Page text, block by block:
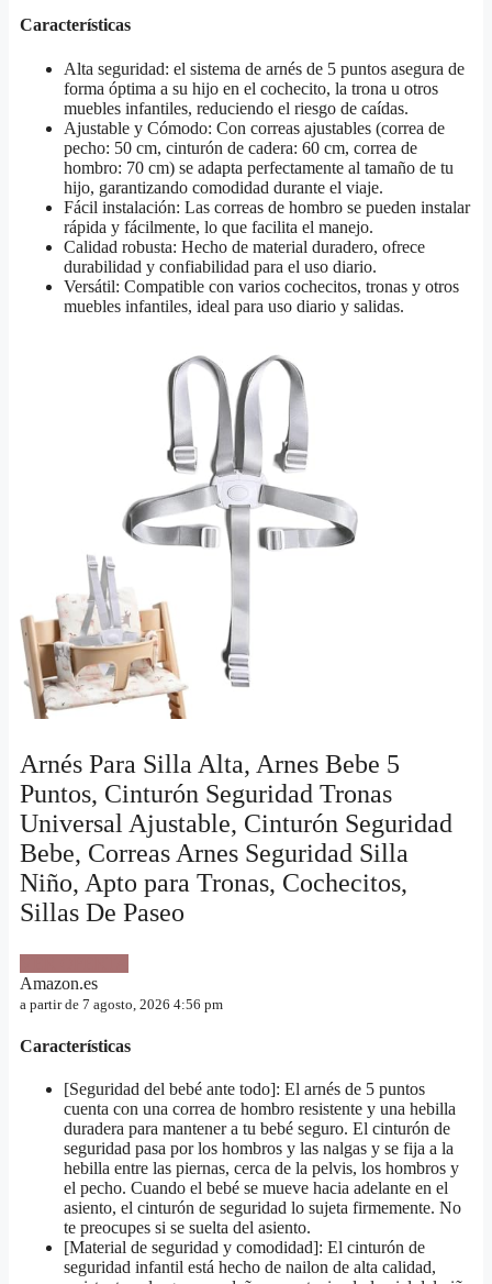
Características
Alta seguridad: el sistema de arnés de 5 puntos asegura de
forma óptima a su hijo en el cochecito, la trona u otros
muebles infantiles, reduciendo el riesgo de caídas.
Ajustable y Cómodo: Con correas ajustables (correa de
pecho: 50 cm, cinturón de cadera: 60 cm, correa de
hombro: 70 cm) se adapta perfectamente al tamaño de tu
hijo, garantizando comodidad durante el viaje.
Fácil instalación: Las correas de hombro se pueden instalar
rápida y fácilmente, lo que facilita el manejo.
Calidad robusta: Hecho de material duradero, ofrece
durabilidad y confiabilidad para el uso diario.
Versátil: Compatible con varios cochecitos, tronas y otros
muebles infantiles, ideal para uso diario y salidas.
Arnés Para Silla Alta, Arnes Bebe 5
Puntos, Cinturón Seguridad Tronas
Universal Ajustable, Cinturón Seguridad
Bebe, Correas Arnes Seguridad Silla
Niño, Apto para Tronas, Cochecitos,
Sillas De Paseo
Amazon.es
a partir de 7 agosto, 2026 4:56 pm
Características
[Seguridad del bebé ante todo]: El arnés de 5 puntos
cuenta con una correa de hombro resistente y una hebilla
duradera para mantener a tu bebé seguro. El cinturón de
seguridad pasa por los hombros y las nalgas y se fija a la
hebilla entre las piernas, cerca de la pelvis, los hombros y
el pecho. Cuando el bebé se mueve hacia adelante en el
asiento, el cinturón de seguridad lo sujeta firmemente. No
te preocupes si se suelta del asiento.
[Material de seguridad y comodidad]: El cinturón de
seguridad infantil está hecho de nailon de alta calidad,